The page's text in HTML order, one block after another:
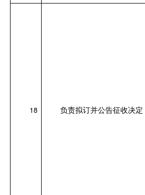
18 负责拟订并公告征收决定